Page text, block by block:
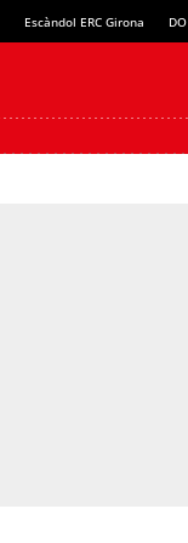
Escàndol ERC Girona